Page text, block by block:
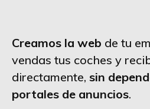
Creamos la web de tu
vendas tus coches y
directamente, sin
portales de anuncios.